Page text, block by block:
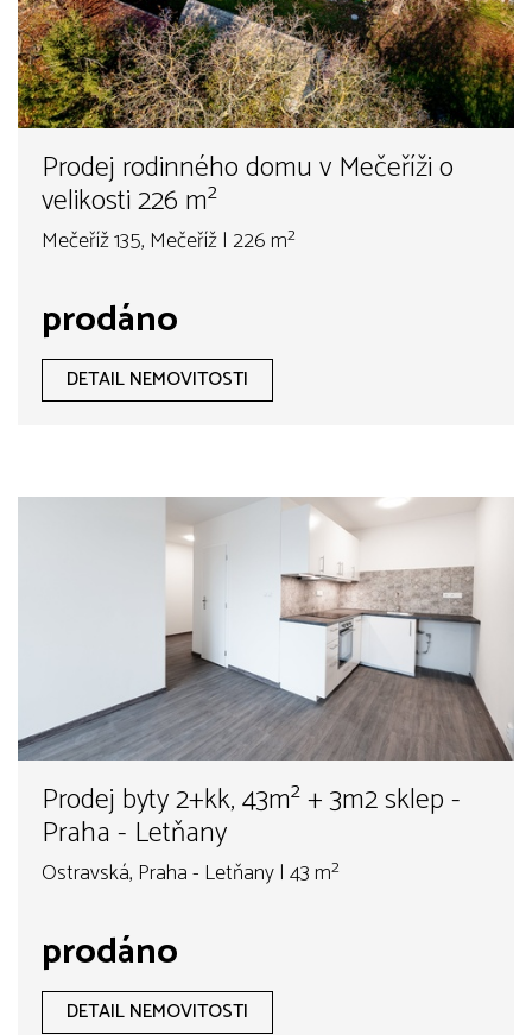
Prodej rodinného domu v Mečeříži o
velikosti 226 m²
Mečeříž 135, Mečeříž | 226 m²
prodáno
DETAIL NEMOVITOSTI
Prodej byty 2+kk, 43m² + 3m2 sklep -
Praha - Letňany
Ostravská, Praha - Letňany | 43 m²
prodáno
DETAIL NEMOVITOSTI